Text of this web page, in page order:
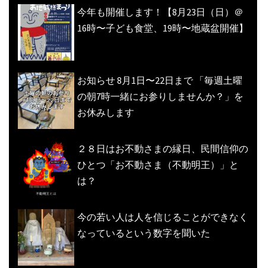
今年も開催します！【8月23日（日）＠
16時〜子ども食堂、19時〜地蔵盆開催】
お知らせ 8月1日〜22日まで 「毎週土曜
の朝7時一緒にお参りしませんか？」を
お休みします
２８日はお不動さまの縁日、民間信仰の
ひとつ「お不動さま（不動明王）」と
は？
今の若い人は人を信じることができなく
なっているという数字を聞いた